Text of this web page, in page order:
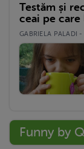
Testăm și
ceai pe
GABRIELA PALADI
Funny by